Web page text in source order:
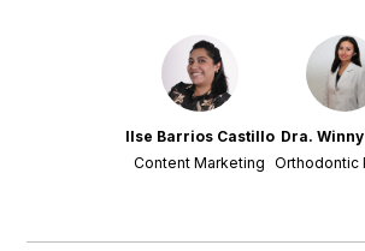
Ilse Barrios Castillo
Content Marketing
Dra.
Orthodontic